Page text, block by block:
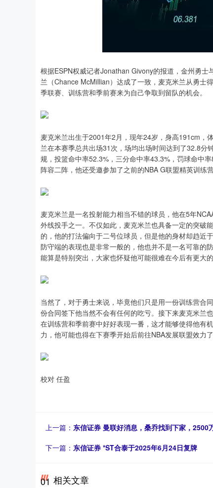
根据ESPN权威记者Jonathan Givony的报道，金州勇
兰（Chance McMillian）达成了一致，麦克米兰从勇士
季联赛、训练营和季前赛来为自己争取到留队的机会。
麦克米兰出生于2001年2月，现年24岁，身高191cm，
兰在本赛季总共出场31次，场均出场时间达到了32.8
规，投篮命中率52.3%，三分命中率43.3%，罚球命中
阵容二阵，他还受邀参加了之前的NBA G联盟精英训练
麦克米兰是一名投射能力相当不错的球员，他在5年
外线投手之一。不仅如此，麦克米兰也具备一定的突破
的，他的打法偏向于二号位球员，但是他的身材却趋近
防守端的表现也是非常一般的，他也并不是一名可靠的
能算是特别突出，大家也怀疑他可能很难在今后有更大
当然了，对于勇士来说，毕竟他们只是用一份训练营合
份合同签下他当然不会有任何的吃亏。接下来麦克米兰
在训练营和季前赛中好好表现一番，这才能够使得他有
力，他可能也得在下赛季开始后前往NBA发展联盟效力
校对 任盈
上一篇： 东信证券 曼联好消息，桑乔找到下家，2500
下一篇： 东信证券 *ST合泰于2025年6月24日复牌
01 相关文章